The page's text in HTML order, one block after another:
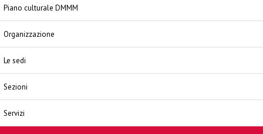
Piano culturale DMMM
Organizzazione
Le sedi
Sezioni
Servizi